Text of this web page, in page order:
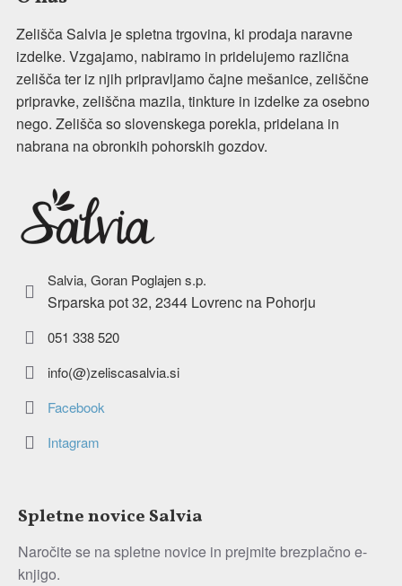
Zelišča Salvia je spletna trgovina, ki prodaja naravne
izdelke. Vzgajamo, nabiramo in pridelujemo različna
zelišča ter iz njih pripravljamo čajne mešanice, zeliščne
pripravke, zeliščna mazila, tinkture in izdelke za osebno
nego. Zelišča so slovenskega porekla, pridelana in
nabrana na obronkih pohorskih gozdov.
Salvia, Goran Poglajen s.p.
Srparska pot 32, 2344 Lovrenc na Pohorju
051 338 520
info(@)zeliscasalvia.si
Facebook
Intagram
Spletne novice Salvia
Naročite se na spletne novice in prejmite brezplačno e-
knjigo.